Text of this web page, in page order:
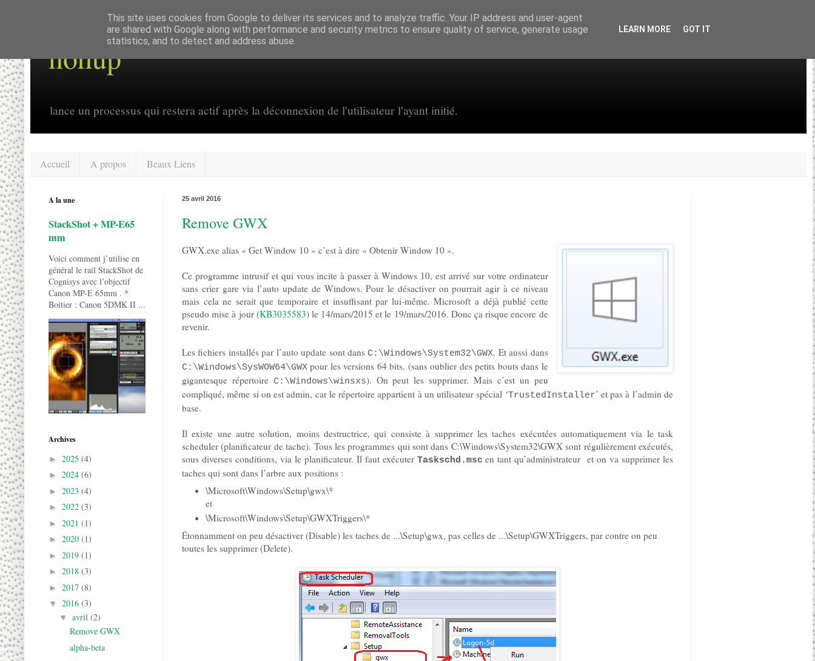
nohup
lance un processus qui restera actif après la déconnexion de l'utilisateur l'ayant initié.
Accueil A propos Beaux Liens
25 avril 2016
Remove GWX
GWX.exe alias « Get Window 10 » c’est à dire « Obtenir Window 10 ».
Ce programme intrusif et qui vous incite à passer à Windows 10, est arrivé sur votre ordinateur
sans crier gare via l’auto update de Windows. Pour le désactiver on pourrait agir à ce niveau
mais cela ne serait que temporaire et insuffisant par lui-même. Microsoft a déjà publié cette
pseudo mise à jour (KB3035583) le 14/mars/2015 et le 19/mars/2016. Donc ça risque encore de
revenir.
Les fichiers installés par l’auto update sont dansC:\Windows\System32\GWX. Et aussi dans
C:\Windows\SysWOW64\GWX pour les versions 64 bits. (sans oublier des petits bouts dans le
gigantesque répertoire C:\Windows\winsxs). On peut les supprimer. Mais c’est un peu
compliqué, même si on est admin, car le répertoire appartient à un utilisateur spécial ‘TrustedInstaller’ et pas à l’admin de
base.
Il existe une autre solution, moins destructrice, qui consiste à supprimer les taches exécutées automatiquement via le task
scheduler (planificateur de tache). Tous les programmes qui sont dans C:\Windows\System32\GWX sont régulièrement exécutés,
sous diverses conditions, via le planificateur. Il faut exécuter Taskschd.msc en tant qu’administrateur et on va supprimer les
taches qui sont dans l’arbre aux positions :
\Microsoft\Windows\Setup\gwx\*
et
\Microsoft\Windows\Setup\GWXTriggers\*
Étonnamment on peu désactiver (Disable) les taches de ...\Setup\gwx, pas celles de ...\Setup\GWXTriggers, par contre on peu
toutes les supprimer (Delete).
A la une
StackShot + MP-E65
mm
Voici comment j’utilise en
général le rail StackShot de
Cognisys avec l’objectif
Canon MP-E 65mm . *
Boitier : Canon 5DMK II ...
Archives
► 2025 (4)
► 2024 (6)
► 2023 (4)
► 2022 (3)
► 2021 (1)
► 2020 (1)
► 2019 (1)
► 2018 (3)
► 2017 (8)
▼ 2016 (3)
▼ avril (2)
Remove GWX
alpha-beta
This site uses cookies from Google to deliver its services and to analyze traffic. Your IP address and user-agent
are shared with Google along with performance and security metrics to ensure quality of service, generate usage
statistics, and to detect and address abuse.
LEARN MORE GOT IT